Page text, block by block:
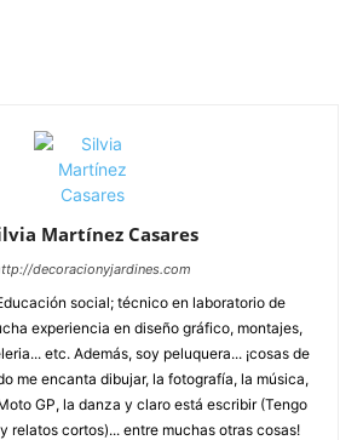
Martínez Casares
decoracionyjardines.com
social; técnico en laboratorio de
experiencia en diseño gráfico, montajes,
etc. Además, soy peluquera... ¡cosas de
me encanta dibujar, la fotografía, la música,
GP, la danza y claro está escribir (Tengo
relatos cortos)... entre muchas otras cosas!